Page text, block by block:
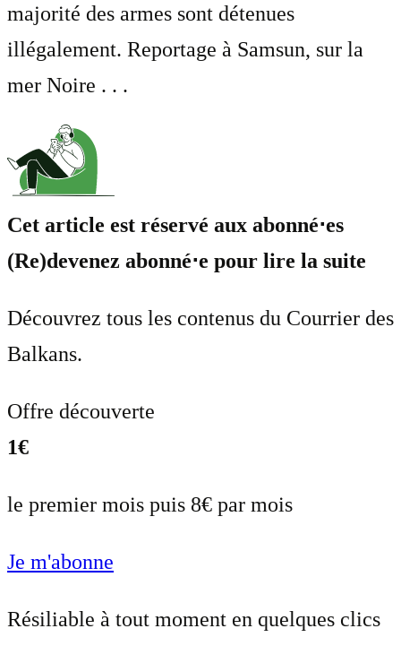
majorité des armes sont détenues
illégalement. Reportage à Samsun, sur la
mer Noire . . .
Cet article est réservé aux abonné⋅es
(Re)devenez abonné⋅e pour lire la suite
Découvrez tous les contenus du Courrier des
Balkans.
Offre découverte
1€
le premier mois puis 8€ par mois
Je m'abonne
Résiliable à tout moment en quelques clics